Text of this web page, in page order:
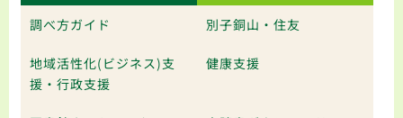
調べ方ガイド 別子銅山・住友
地域活性化(ビジネス)支
援・行政支援
健康支援